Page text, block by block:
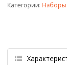
Категории: Наборы